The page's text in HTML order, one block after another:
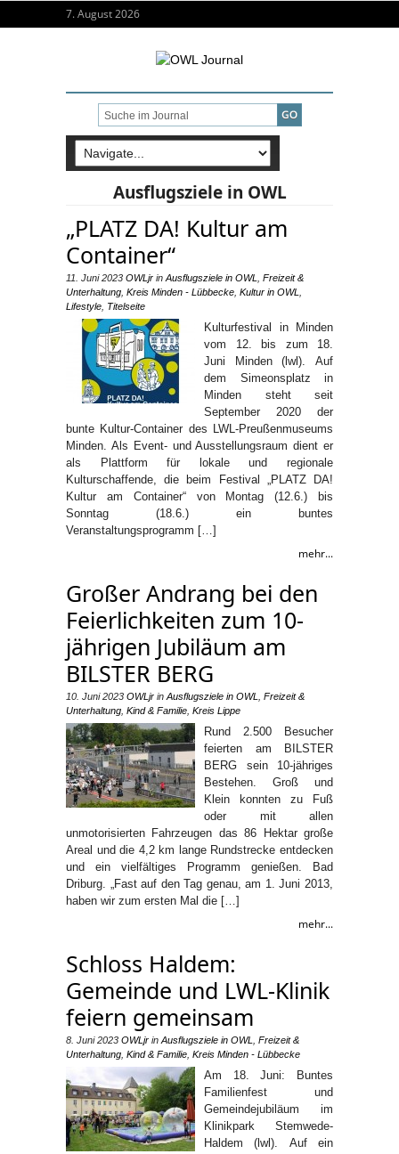
7. August 2026
Ausflugsziele in OWL
„PLATZ DA! Kultur am
Container“
11. Juni 2023 OWLjr in Ausflugsziele in OWL
Freizeit &
Unterhaltung Kreis Minden - Lübbecke Kultur in OWL
Lifestyle Titelseite
Kulturfestival in Minden
vom 12. bis zum 18.
Juni Minden (lwl). Auf
dem Simeonsplatz in
Minden steht seit
September 2020 der
bunte Kultur-Container des LWL-Preußenmuseums
Minden. Als Event- und Ausstellungsraum dient er
als Plattform für lokale und regionale
Kulturschaffende, die beim Festival „PLATZ DA!
Kultur am Container“ von Montag (12.6.) bis
Sonntag (18.6.) ein buntes
Veranstaltungsprogramm […]
mehr...
Großer Andrang bei den
Feierlichkeiten zum 10-
jährigen Jubiläum am
BILSTER BERG
10. Juni 2023 OWLjr in Ausflugsziele in OWL
Freizeit &
Unterhaltung Kind & Familie Kreis Lippe
Rund 2.500 Besucher
feierten am BILSTER
BERG sein 10-jähriges
Bestehen. Groß und
Klein konnten zu Fuß
oder mit allen
unmotorisierten Fahrzeugen das 86 Hektar große
Areal und die 4,2 km lange Rundstrecke entdecken
und ein vielfältiges Programm genießen. Bad
Driburg. „Fast auf den Tag genau, am 1. Juni 2013,
haben wir zum ersten Mal die […]
mehr...
Schloss Haldem:
Gemeinde und LWL-Klinik
feiern gemeinsam
8. Juni 2023 OWLjr in Ausflugsziele in OWL
Freizeit &
Unterhaltung Kind & Familie Kreis Minden - Lübbecke
Am 18. Juni: Buntes
Familienfest und
Gemeindejubiläum im
Klinikpark Stemwede-
Haldem (lwl). Auf ein